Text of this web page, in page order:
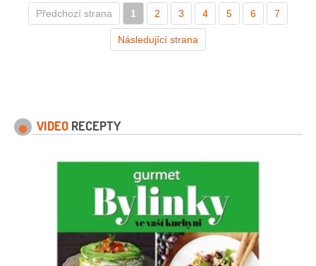
hnědý - tuzemský
2 lžíce (40%)
Předchozí strana 1 2 3 4 5 6 7
Následující strana
VIDEO RECEPTY